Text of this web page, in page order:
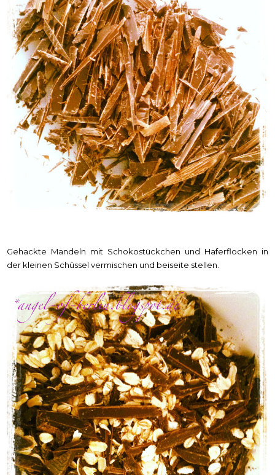
Gehackte Mandeln mit Schokostückchen und Haferflocken in
der kleinen Schüssel vermischen und beiseite stellen.